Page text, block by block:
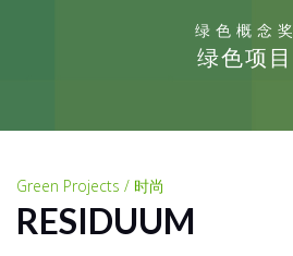
绿色概念奖
绿色项目
Green Projects / 时尚
RESIDUUM